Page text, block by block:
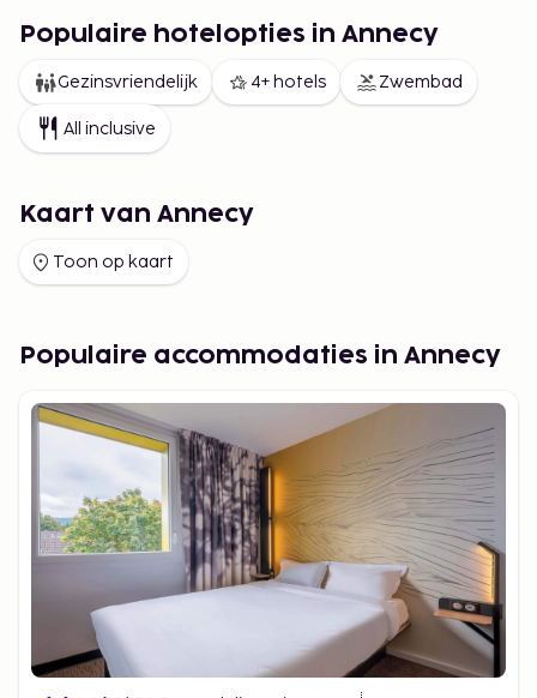
Populaire hotelopties in Annecy
Gezinsvriendelijk 4+ hotels Zwembad
All inclusive
Kaart van Annecy
Toon op kaart
Populaire accommodaties in Annecy